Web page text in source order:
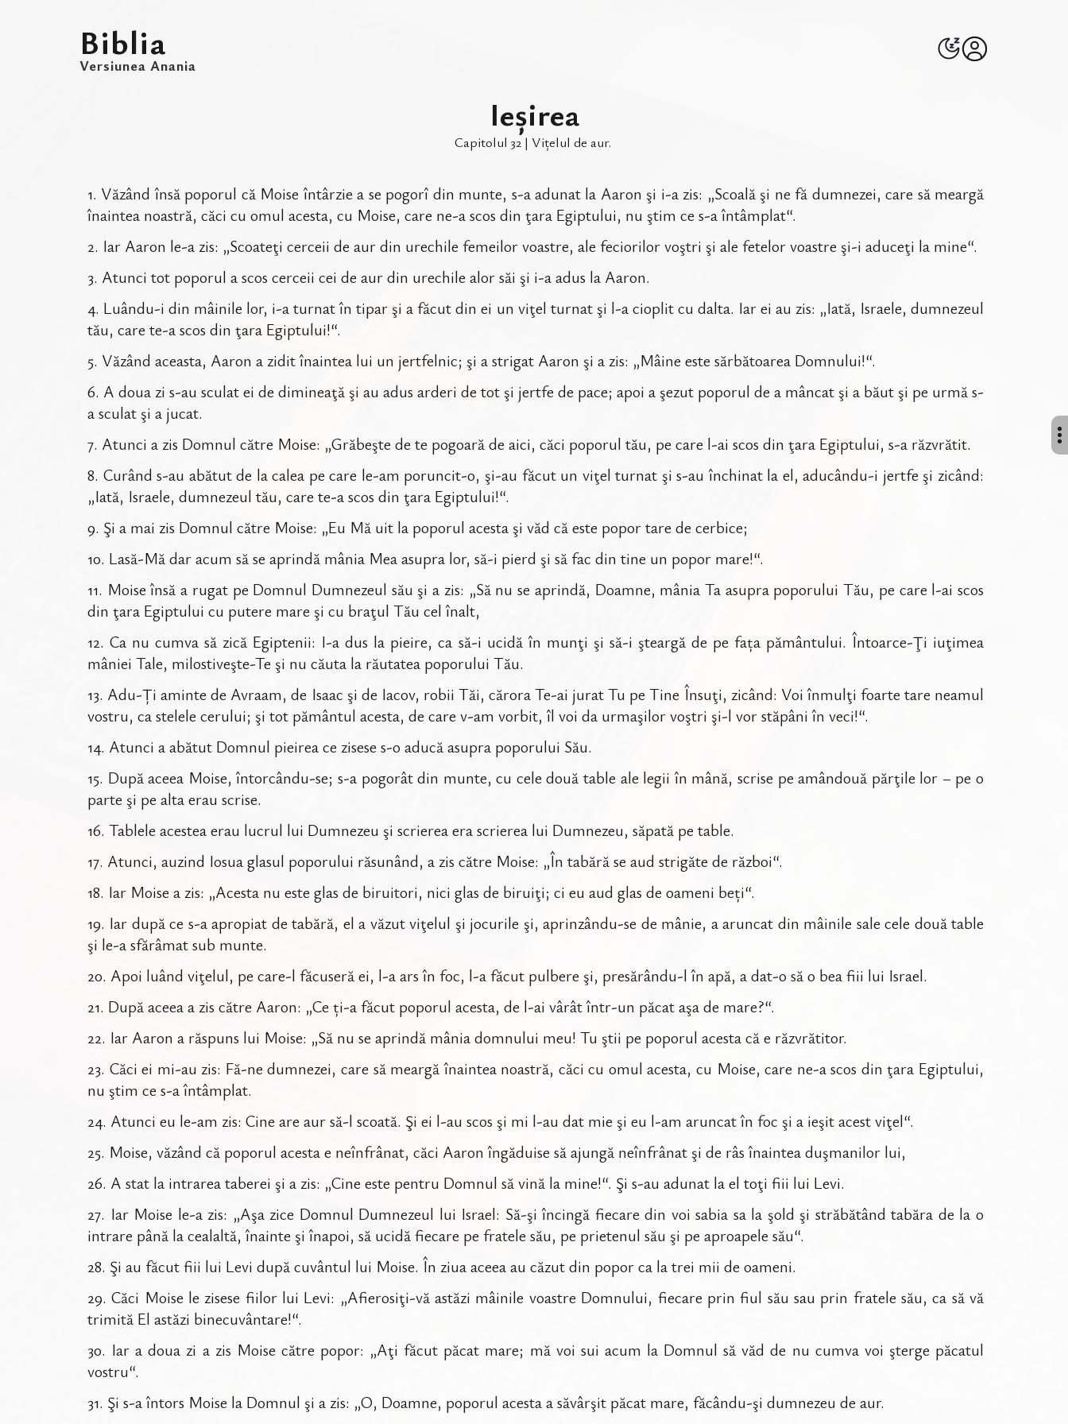
Biblia
Versiunea Anania
Ieșirea
Capitolul 32 | Vițelul de aur.
1. Văzând însă poporul că Moise întârzie a se pogorî din munte, s-a adunat la Aaron şi i-a zis: „Scoală şi ne fă dumnezei, care să meargă
înaintea noastră, căci cu omul acesta, cu Moise, care ne-a scos din ţara Egiptului, nu ştim ce s-a întâmplat“.
2. Iar Aaron le-a zis: „Scoateţi cerceii de aur din urechile femeilor voastre, ale feciorilor voştri şi ale fetelor voastre şi-i aduceţi la mine“.
3. Atunci tot poporul a scos cerceii cei de aur din urechile alor săi şi i-a adus la Aaron.
4. Luându-i din mâinile lor, i-a turnat în tipar şi a făcut din ei un viţel turnat şi l-a cioplit cu dalta. Iar ei au zis: „Iată, Israele, dumnezeul
tău, care te-a scos din ţara Egiptului!“.
5. Văzând aceasta, Aaron a zidit înaintea lui un jertfelnic; şi a strigat Aaron şi a zis: „Mâine este sărbătoarea Domnului!“.
6. A doua zi s-au sculat ei de dimineaţă şi au adus arderi de tot şi jertfe de pace; apoi a şezut poporul de a mâncat şi a băut şi pe urmă s-
a sculat şi a jucat.
7. Atunci a zis Domnul către Moise: „Grăbeşte de te pogoară de aici, căci poporul tău, pe care l-ai scos din ţara Egiptului, s-a răzvrătit.
8. Curând s-au abătut de la calea pe care le-am poruncit-o, şi-au făcut un viţel turnat şi s-au închinat la el, aducându-i jertfe şi zicând:
„Iată, Israele, dumnezeul tău, care te-a scos din ţara Egiptului!“.
9. Şi a mai zis Domnul către Moise: „Eu Mă uit la poporul acesta şi văd că este popor tare de cerbice;
10. Lasă-Mă dar acum să se aprindă mânia Mea asupra lor, să-i pierd şi să fac din tine un popor mare!“.
11. Moise însă a rugat pe Domnul Dumnezeul său şi a zis: „Să nu se aprindă, Doamne, mânia Ta asupra poporului Tău, pe care l-ai scos
din ţara Egiptului cu putere mare şi cu braţul Tău cel înalt,
12. Ca nu cumva să zică Egiptenii: I-a dus la pieire, ca să-i ucidă în munţi şi să-i şteargă de pe fața pământului. Întoarce-Ţi iuţimea
mâniei Tale, milostiveşte-Te şi nu căuta la răutatea poporului Tău.
13. Adu-Ți aminte de Avraam, de Isaac şi de Iacov, robii Tăi, cărora Te-ai jurat Tu pe Tine Însuţi, zicând: Voi înmulţi foarte tare neamul
vostru, ca stelele cerului; şi tot pământul acesta, de care v-am vorbit, îl voi da urmaşilor voştri şi-l vor stăpâni în veci!“.
14. Atunci a abătut Domnul pieirea ce zisese s-o aducă asupra poporului Său.
15. După aceea Moise, întorcându-se; s-a pogorât din munte, cu cele două table ale legii în mână, scrise pe amândouă părţile lor – pe o
parte şi pe alta erau scrise.
16. Tablele acestea erau lucrul lui Dumnezeu şi scrierea era scrierea lui Dumnezeu, săpată pe table.
17. Atunci, auzind Iosua glasul poporului răsunând, a zis către Moise: „În tabără se aud strigăte de război“.
18. Iar Moise a zis: „Acesta nu este glas de biruitori, nici glas de biruiţi; ci eu aud glas de oameni beți“.
19. Iar după ce s-a apropiat de tabără, el a văzut viţelul şi jocurile şi, aprinzându-se de mânie, a aruncat din mâinile sale cele două table
şi le-a sfărâmat sub munte.
20. Apoi luând viţelul, pe care-l făcuseră ei, l-a ars în foc, l-a făcut pulbere şi, presărându-l în apă, a dat-o să o bea fiii lui Israel.
21. După aceea a zis către Aaron: „Ce ți-a făcut poporul acesta, de l-ai vârât într-un păcat aşa de mare?“.
22. Iar Aaron a răspuns lui Moise: „Să nu se aprindă mânia domnului meu! Tu ştii pe poporul acesta că e răzvrătitor.
23. Căci ei mi-au zis: Fă-ne dumnezei, care să meargă înaintea noastră, căci cu omul acesta, cu Moise, care ne-a scos din ţara Egiptului,
nu ştim ce s-a întâmplat.
24. Atunci eu le-am zis: Cine are aur să-l scoată. Şi ei l-au scos şi mi l-au dat mie şi eu l-am aruncat în foc şi a ieşit acest viţel“.
25. Moise, văzând că poporul acesta e neînfrânat, căci Aaron îngăduise să ajungă neînfrânat şi de râs înaintea duşmanilor lui,
26. A stat la intrarea taberei şi a zis: „Cine este pentru Domnul să vină la mine!“. Şi s-au adunat la el toţi fiii lui Levi.
27. Iar Moise le-a zis: „Aşa zice Domnul Dumnezeul lui Israel: Să-şi încingă fiecare din voi sabia sa la şold şi străbătând tabăra de la o
intrare până la cealaltă, înainte şi înapoi, să ucidă fiecare pe fratele său, pe prietenul său şi pe aproapele său“.
28. Şi au făcut fiii lui Levi după cuvântul lui Moise. În ziua aceea au căzut din popor ca la trei mii de oameni.
29. Căci Moise le zisese fiilor lui Levi: „Afierosiţi-vă astăzi mâinile voastre Domnului, fiecare prin fiul său sau prin fratele său, ca să vă
trimită El astăzi binecuvântare!“.
30. Iar a doua zi a zis Moise către popor: „Aţi făcut păcat mare; mă voi sui acum la Domnul să văd de nu cumva voi şterge păcatul
vostru“.
31. Şi s-a întors Moise la Domnul şi a zis: „O, Doamne, poporul acesta a săvârşit păcat mare, făcându-şi dumnezeu de aur.